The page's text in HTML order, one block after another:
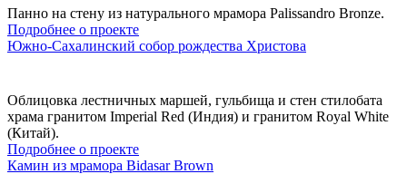
Панно на стену из натурального мрамора Palissandro Bronze.
Подробнее о проекте
Южно-Сахалинский собор рождества Христова
Облицовка лестничных маршей, гульбища и стен стилобата
храма гранитом Imperial Red (Индия) и гранитом Royal White
(Китай).
Подробнее о проекте
Камин из мрамора Bidasar Brown